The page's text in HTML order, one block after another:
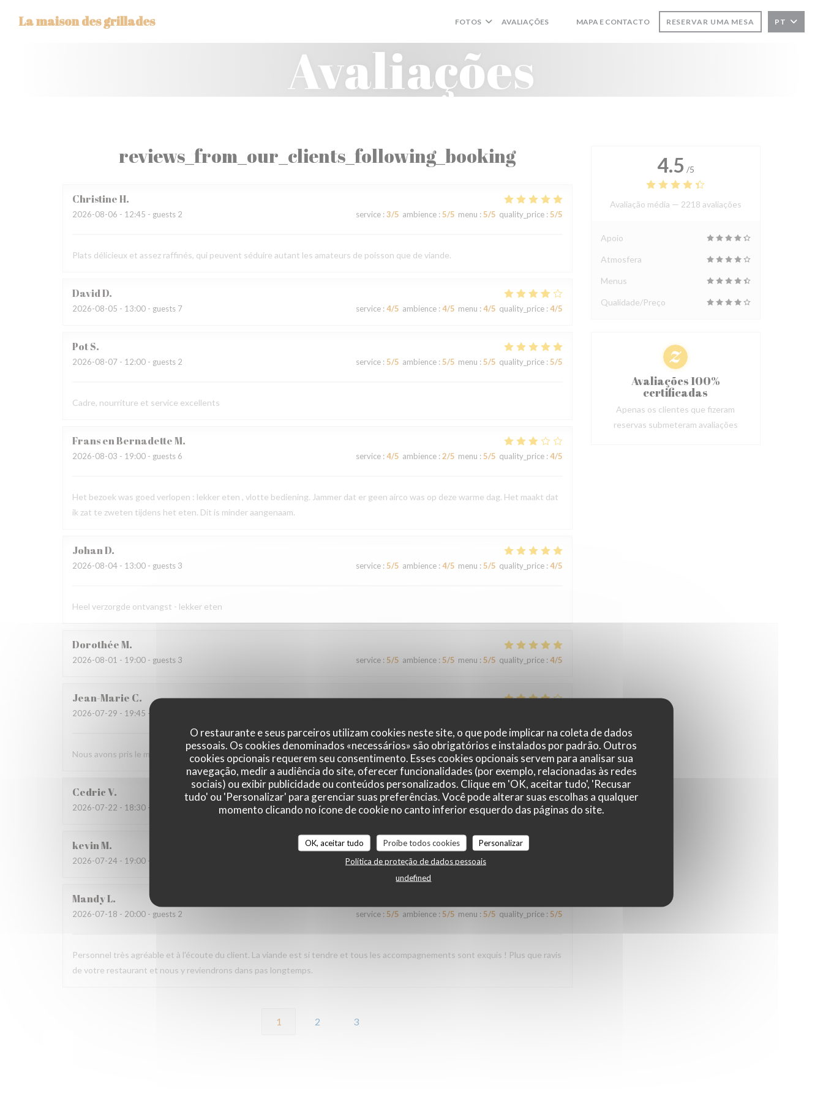
O restaurante e seus parceiros utilizam cookies neste site, o que pode implicar na coleta de dados
pessoais. Os cookies denominados «necessários» são obrigatórios e instalados por padrão. Outros
cookies opcionais requerem seu consentimento. Esses cookies opcionais servem para analisar sua
navegação, medir a audiência do site, oferecer funcionalidades (por exemplo, relacionadas às redes
sociais) ou exibir publicidade ou conteúdos personalizados. Clique em 'OK, aceitar tudo', 'Recusar
tudo' ou 'Personalizar' para gerenciar suas preferências. Você pode alterar suas escolhas a qualquer
momento clicando no ícone de cookie no canto inferior esquerdo das páginas do site.
OK, aceitar tudo Proíbe todos cookies
Personalizar
Política de proteção de dados pessoais
undefined
La maison des grillades FOTOS AVALIAÇÕES
((ABRE NUMA NOVA JANELA))
((ABRE NUMA NOVA JANELA))
MAPA E CONTACTO RESERVAR UMA MESA PT
Avaliações
reviews_from_our_clients_following_booking
ChristineH
2026-08-06 - 12:45 - guests 2 service: 3/5 ambience: 5/5 menu : 5/5 quality_price: 5/5
Plats délicieux et assez raffinés, qui peuvent séduire autant les amateurs de poisson que de viande.
DavidD
2026-08-05 - 13:00 - guests 7 service: 4/5 ambience: 4/5 menu : 4/5 quality_price: 4/5
PotS
2026-08-07 - 12:00 - guests 2 service: 5/5 ambience: 5/5 menu : 5/5 quality_price: 5/5
Cadre, nourriture et service excellents
Frans en BernadetteM
2026-08-03 - 19:00 - guests 6 service: 4/5 ambience: 2/5 menu : 5/5 quality_price: 4/5
Het bezoek was goed verlopen : lekker eten , vlotte bediening. Jammer dat er geen airco was op deze warme dag. Het maakt dat
ik zat te zweten tijdens het eten. Dit is minder aangenaam.
JohanD
2026-08-04 - 13:00 - guests 3 service: 5/5 ambience: 4/5 menu : 5/5 quality_price: 4/5
Heel verzorgde ontvangst - lekker eten
DorothéeM
2026-08-01 - 19:00 - guests 3 service: 5/5 ambience: 5/5 menu : 5/5 quality_price: 4/5
Jean-Marie C
2026-07-29 - 19:45 - guests 2
Nous avons pris le menu proposé et ce fut une agréable surprise, le filet de viande BBB super délicieux Nous y retournerons
CedricV
2026-07-22 - 18:30 - guests 2 service:4 /5 ambience: 4/5 menu:4/5 quality_price:4/5
kevinM
2026-07-24 - 19:00 - guests 4 service: 4/5 ambience:4/5 menu: 5
MandyL
2026-07-18 - 20:00 - guests 2 service: 5/5 ambience: 5/5 menu : 5/5 quality_price: 5/5
Personnel très agréable et à l'écoute du client. La viande est si tendre et tous les accompagnements sont exquis ! Plus que ravis
de votre restaurant et nous y reviendrons dans pas longtemps.
1 2 3
4.5 /5
Avaliação média — 2218 avaliações
Apoio
Atmosfera
Menus
Qualidade/Preço
Avaliações 100%
certificadas
Apenas os clientes que fizeram
reservas submeteram avaliações